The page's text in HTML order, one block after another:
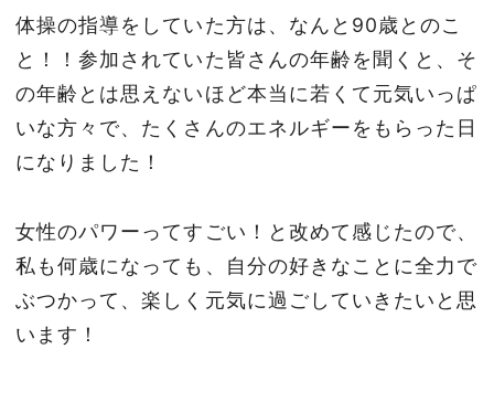
体操の指導をしていた方は、なんと90歳とのこ
と！！参加されていた皆さんの年齢を聞くと、そ
の年齢とは思えないほど本当に若くて元気いっぱ
いな方々で、たくさんのエネルギーをもらった日
になりました！
女性のパワーってすごい！と改めて感じたので、
私も何歳になっても、自分の好きなことに全力で
ぶつかって、楽しく元気に過ごしていきたいと思
います！